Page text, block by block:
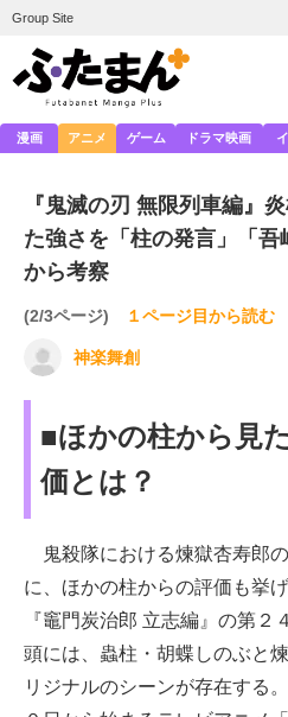
Group Site
漫画 アニメ ゲーム ドラマ映画
『鬼滅の刃 無限列車編』
た強さを「柱の発言」「
から考察
(2/3ページ) １ページ目から読む
神楽舞創
■ほかの柱から見
価とは？
鬼殺隊における煉獄杏寿郎
に、ほかの柱からの評価も挙
『竈門炭治郎 立志編』の第２
頭には、蟲柱・胡蝶しのぶと
リジナルのシーンが存在する